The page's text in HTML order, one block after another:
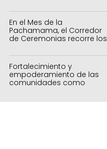
En el Mes de la
Pachamama, el Corredor
de Ceremonias recorre los
capital
Fortalecimiento y
empoderamiento de las
comunidades como